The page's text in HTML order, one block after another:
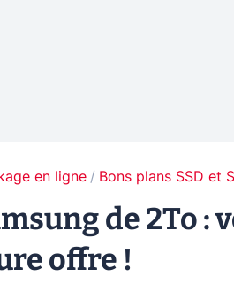
en ligne Bons plans SSD et
de 2To
offre !